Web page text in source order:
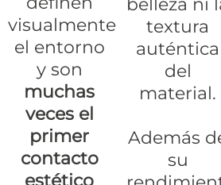
visualmente
el entorno
y son
muchas
veces el
primer
contacto
estético
belleza ni
textura
auténtica
del
material.
Además
su